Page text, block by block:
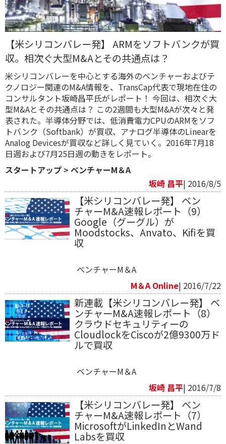
【米シリコンバレー発】 ARMをソフトバンクが買
収。相次ぐ大型M&Aとその共通点は？
米シリコンバレーを中心とする海外のベンチャーおよびテ
クノロジー関連のM&A情報を、TransCap代表で現地在住の
コンサルタント坂崎昌平氏がレポート！ 今回は、相次ぐ大
型M&Aとその共通点は？ この2週間も大型M&Aが次々と発
表された。半導体分野では、低消費電力CPUのARMをソフ
トバンク（Softbank）が買収、アナログ半導体のLinearを
Analog Devicesが買収など詳しく見ていく。2016年7月18
日週および7月25日週の動きをレポート。
スタートアップ > ベンチャーM＆A
坂崎 昌平| 2016/8/5
【米シリコンバレー発】 ベン
チャーM&A速報レポート（9）
Google（グーグル）が
Moodstocks、Anvato、Kifiを買
収
ベンチャーM＆A
M＆A Online| 2016/7/22
新連載【米シリコンバレー発】 ベ
ンチャーM&A速報レポート（8）
クラウドセキュリティーの
CloudlockをCiscoが2億9300万ド
ルで買収
ベンチャーM＆A
坂崎 昌平| 2016/7/8
【米シリコンバレー発】 ベン
チャーM&A速報レポート（7）
MicrosoftがLinkedInとWand
Labsを買収